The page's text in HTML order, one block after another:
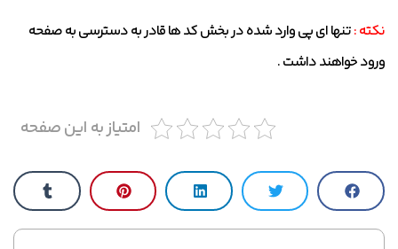
نکته :تنها ای پی وارد شده در بخش کد ها قادر به دسترسی به صفحه
ورود خواهند داشت .
امتیاز به این صفحه